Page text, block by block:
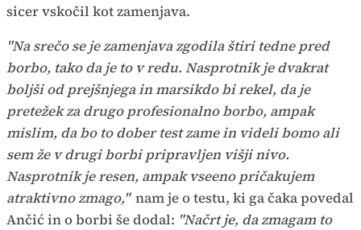
sicer vskočil kot zamenjava.
"Na srečo se je zamenjava zgodila štiri tedne pred
borbo, tako da je to v redu. Nasprotnik je dvakrat
boljši od prejšnjega in marsikdo bi rekel, da je
pretežek za drugo profesionalno borbo, ampak
mislim, da bo to dober test zame in videli bomo ali
sem že v drugi borbi pripravljen višji nivo.
Nasprotnik je resen, ampak vseeno pričakujem
atraktivno zmago," nam je o testu, ki ga čaka povedal
Ančić in o borbi še dodal: "Načrt je, da zmagam to